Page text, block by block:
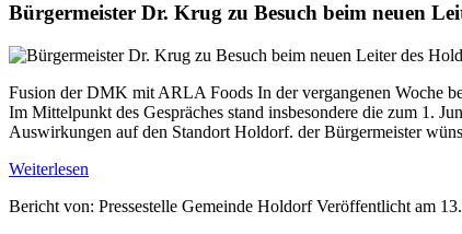
Bürgermeister Dr. Krug zu Besuch beim neuen
Fusion der DMK mit ARLA Foods In der vergangenen Woche
Im Mittelpunkt des Gespräches stand insbesondere die zum 1.
Auswirkungen auf den Standort Holdorf. der Bürgermeister
Weiterlesen
Bericht von: Pressestelle Gemeinde Holdorf Veröffentlicht am